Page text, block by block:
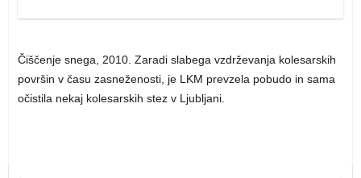
Čiščenje snega, 2010. Zaradi slabega vzdrževanja kolesarskih
površin v času zasneženosti, je LKM prevzela pobudo in sama
očistila nekaj kolesarskih stez v Ljubljani.